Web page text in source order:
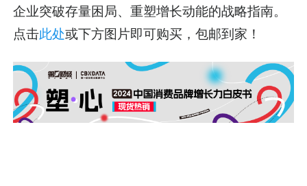
企业突破存量困局、重塑增长动能的战略指南。
点击此处或下方图片即可购买，包邮到家！